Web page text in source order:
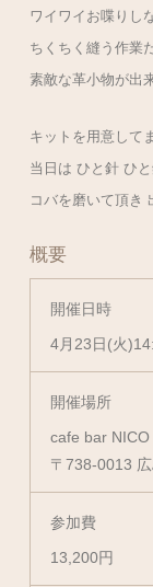
ワイワイお喋りし
ちくちく縫う作業
素敵な革小物が出
キットを用意して
当日は ひと針 ひ
コバを磨いて頂き
概要
開催日時
4月23日(火
開催場所
cafe bar NICO
〒738-0013
参加費
13,200円